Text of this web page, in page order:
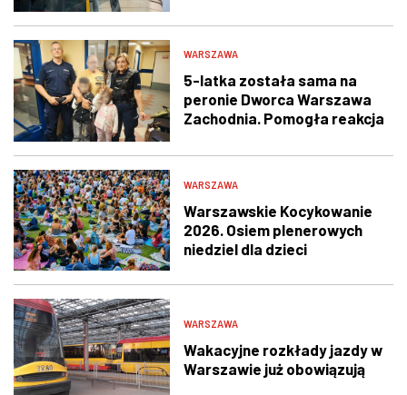
WARSZAWA
5-latka została sama na
peronie Dworca Warszawa
Zachodnia. Pomogła reakcja
WARSZAWA
Warszawskie Kocykowanie
2026. Osiem plenerowych
niedziel dla dzieci
WARSZAWA
Wakacyjne rozkłady jazdy w
Warszawie już obowiązują